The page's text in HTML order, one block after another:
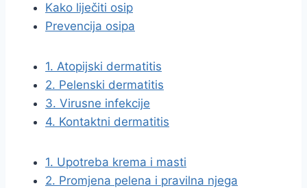
Kako liječiti osip
Prevencija osipa
1. Atopijski dermatitis
2. Pelenski dermatitis
3. Virusne infekcije
4. Kontaktni dermatitis
1. Upotreba krema i masti
2. Promjena pelena i pravilna njega